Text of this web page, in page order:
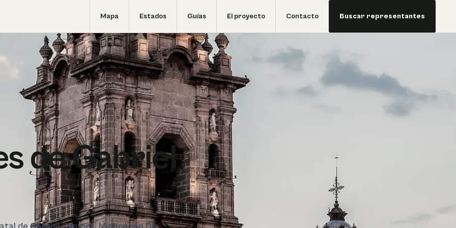
Mapa Estados Guías El proyecto Contacto Buscar representantes
de Gabriel